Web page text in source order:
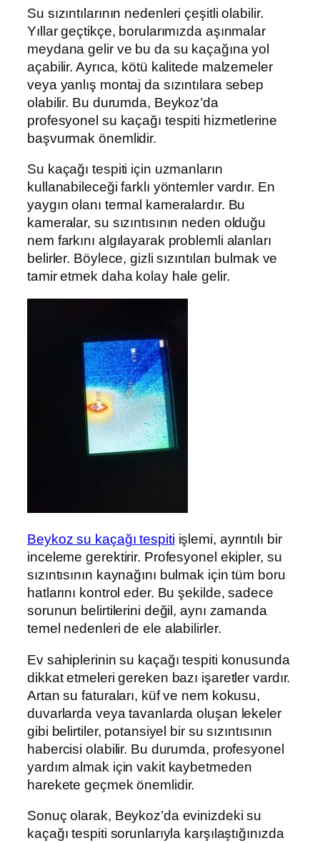
Su sızıntılarının nedenleri çeşitli olabilir.
Yıllar geçtikçe, borularımızda aşınmalar
meydana gelir ve bu da su kaçağına yol
açabilir. Ayrıca, kötü kalitede malzemeler
veya yanlış montaj da sızıntılara sebep
olabilir. Bu durumda, Beykoz’da
profesyonel su kaçağı tespiti hizmetlerine
başvurmak önemlidir.
Su kaçağı tespiti için uzmanların
kullanabileceği farklı yöntemler vardır. En
yaygın olanı termal kameralardır. Bu
kameralar, su sızıntısının neden olduğu
nem farkını algılayarak problemli alanları
belirler. Böylece, gizli sızıntıları bulmak ve
tamir etmek daha kolay hale gelir.
Beykoz su kaçağı tespiti işlemi, ayrıntılı bir
inceleme gerektirir. Profesyonel ekipler, su
sızıntısının kaynağını bulmak için tüm boru
hatlarını kontrol eder. Bu şekilde, sadece
sorunun belirtilerini değil, aynı zamanda
temel nedenleri de ele alabilirler.
Ev sahiplerinin su kaçağı tespiti konusunda
dikkat etmeleri gereken bazı işaretler vardır.
Artan su faturaları, küf ve nem kokusu,
duvarlarda veya tavanlarda oluşan lekeler
gibi belirtiler, potansiyel bir su sızıntısının
habercisi olabilir. Bu durumda, profesyonel
yardım almak için vakit kaybetmeden
harekete geçmek önemlidir.
Sonuç olarak, Beykoz’da evinizdeki su
kaçağı tespiti sorunlarıyla karşılaştığınızda